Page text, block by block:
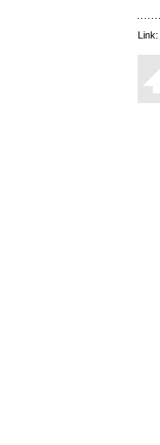
Link: